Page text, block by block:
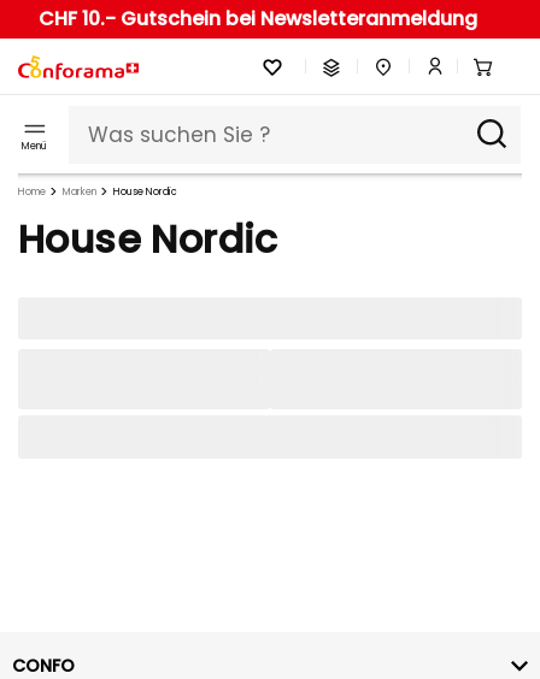
CHF 10.- Gutschein bei Newsletteranmeldung
Menü
Home Marken House Nordic
House Nordic
CONFO